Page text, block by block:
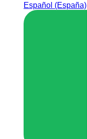
Español (España)